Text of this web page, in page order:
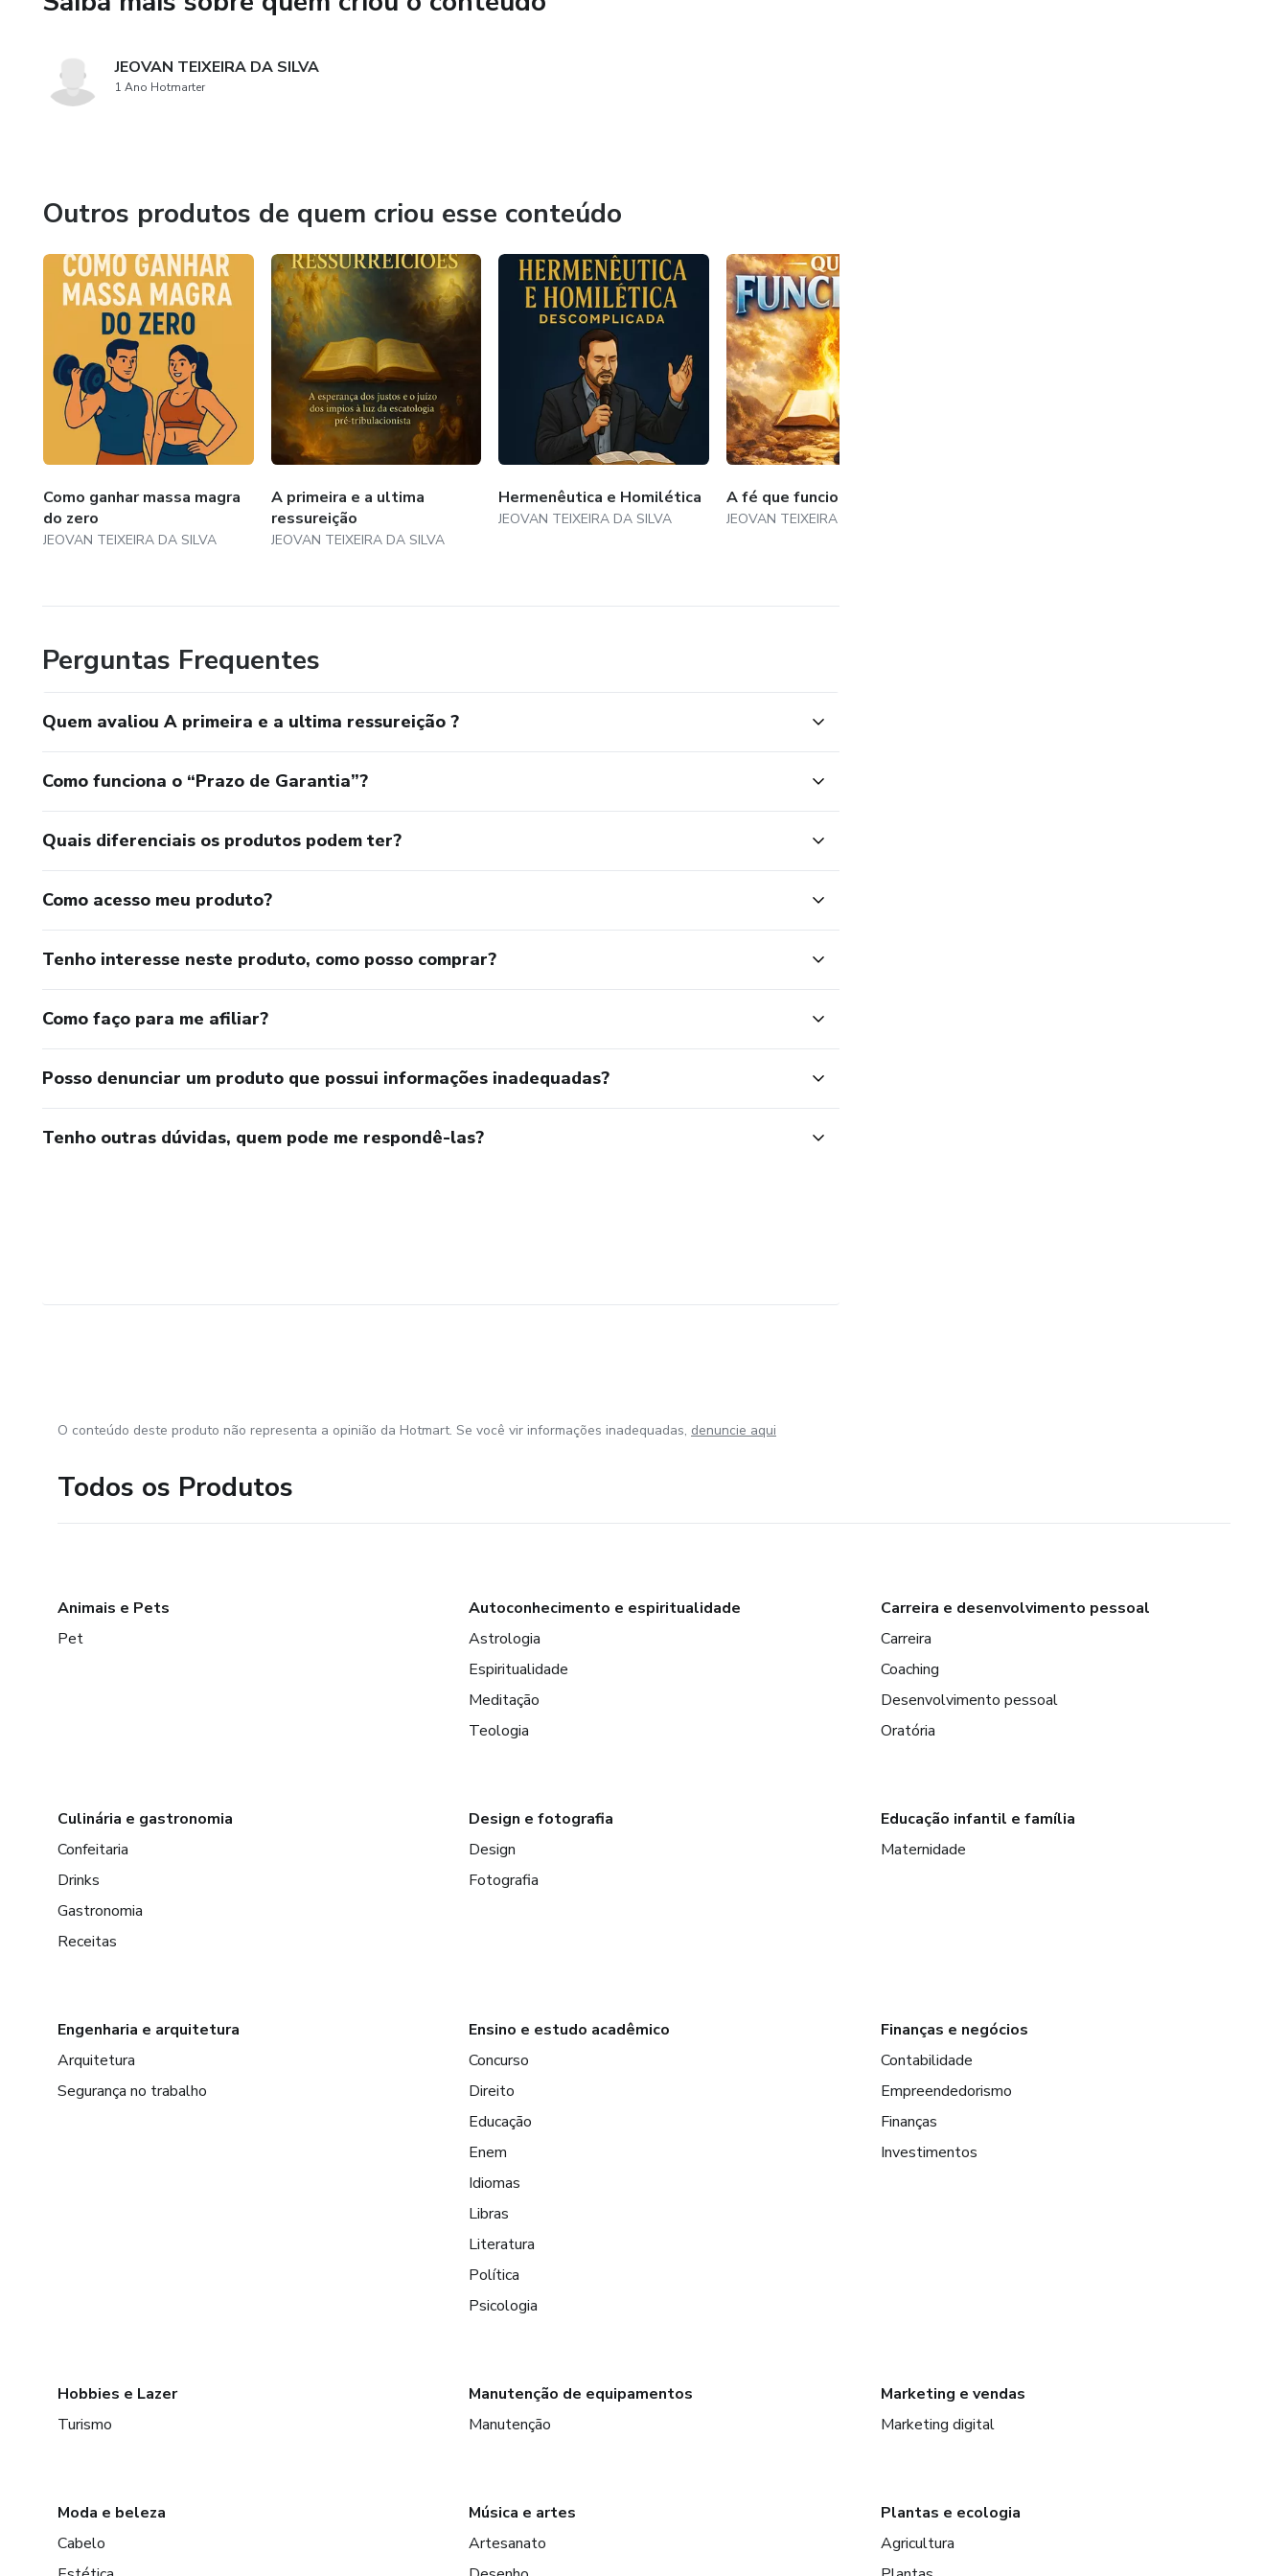
JEOVAN TEIXEIRA DA SILVA
1 Ano Hotmarter
Outros produtos de quem criou esse conteúdo
Como ganhar massa magra
do zero
JEOVAN TEIXEIRA DA SILVA
A primeira e a ultima
ressureição
JEOVAN TEIXEIRA DA SILVA
Hermenêutica e Homilética
JEOVAN TEIXEIRA DA SILVA
A fé que funciona
JEOVAN TEIXEIRA DA SILVA
Perguntas Frequentes
Quem avaliou A primeira e a ultima ressureição ?
Como funciona o “Prazo de Garantia”?
Quais diferenciais os produtos podem ter?
Como acesso meu produto?
Tenho interesse neste produto, como posso comprar?
Como faço para me afiliar?
Posso denunciar um produto que possui informações inadequadas?
Tenho outras dúvidas, quem pode me respondê-las?
O conteúdo deste produto não representa a opinião da Hotmart. Se você vir informações inadequadas, denuncie aqui
Todos os Produtos
Animais e Pets
Pet
Autoconhecimento e espiritualidade
Astrologia
Espiritualidade
Meditação
Teologia
Carreira e desenvolvimento pessoal
Carreira
Coaching
Desenvolvimento pessoal
Oratória
Culinária e gastronomia
Confeitaria
Drinks
Gastronomia
Receitas
Design e fotografia
Design
Fotografia
Educação infantil e família
Maternidade
Engenharia e arquitetura
Arquitetura
Segurança no trabalho
Ensino e estudo acadêmico
Concurso
Direito
Educação
Enem
Idiomas
Libras
Literatura
Política
Psicologia
Finanças e negócios
Contabilidade
Empreendedorismo
Finanças
Investimentos
Hobbies e Lazer
Turismo
Manutenção de equipamentos
Manutenção
Marketing e vendas
Marketing digital
Moda e beleza
Cabelo
Música e artes
Artesanato
Plantas e ecologia
Agricultura